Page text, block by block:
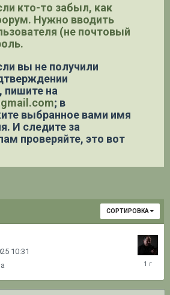
кто-то забыл, как
Нужно вводить
(не почтовый
вы не получили
пишите на
; в
выбранное вами имя
И следите за
проверяйте, это вот
СОРТИРОВКА
10:31